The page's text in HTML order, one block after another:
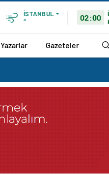
İSTANBUL
°
02:00
Yazarlar Gazeteler